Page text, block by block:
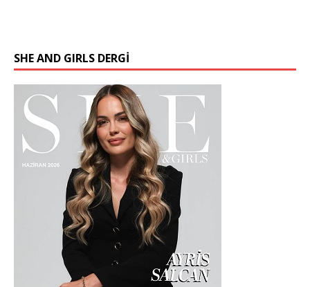
SHE AND GIRLS DERGİ